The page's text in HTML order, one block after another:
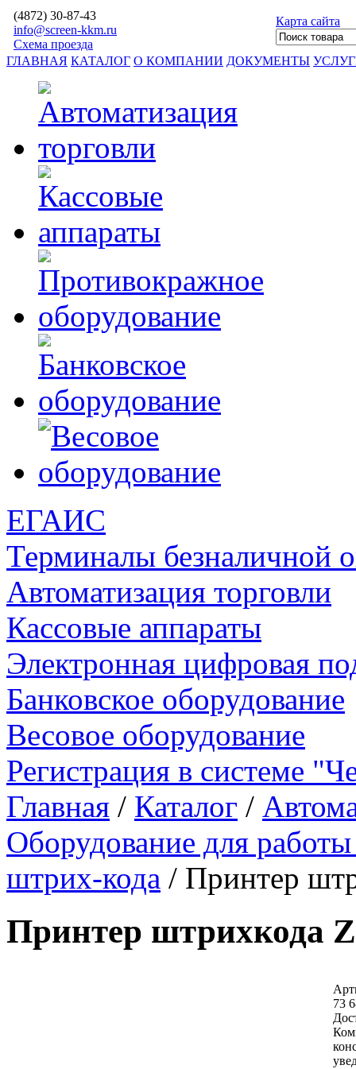
(4872) 30-87-43
info@screen-kkm.ru
Схема проезда
Карта сайта
ГЛАВНАЯ КАТАЛОГ О КОМПАНИИ ДОКУМЕНТЫ
ЕГАИС
Терминалы безналичной
Автоматизация торговли
Кассовые аппараты
Электронная цифровая
Банковское оборудование
Весовое оборудование
Регистрация в системе
Главная / Каталог /
Оборудование для
штрих-кода / Принтер
Принтер штрихкода
73